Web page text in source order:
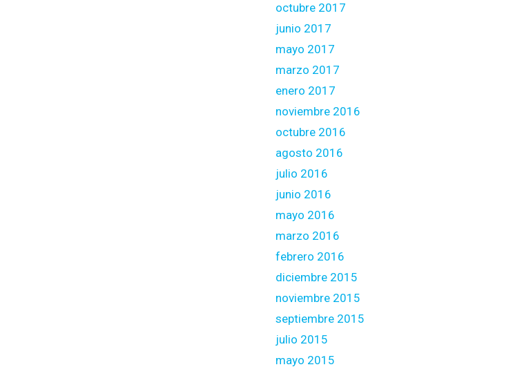
octubre 2017
junio 2017
mayo 2017
marzo 2017
enero 2017
noviembre 2016
octubre 2016
agosto 2016
julio 2016
junio 2016
mayo 2016
marzo 2016
febrero 2016
diciembre 2015
noviembre 2015
septiembre 2015
julio 2015
mayo 2015